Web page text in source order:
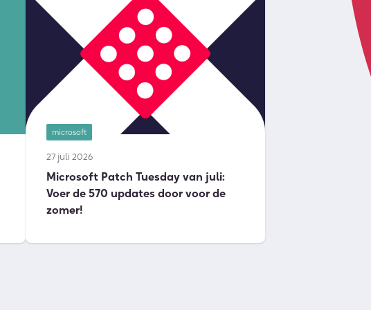
microsoft
27 juli 2026
Microsoft Patch Tuesday van juli:
Voer de 570 updates door voor de
zomer!